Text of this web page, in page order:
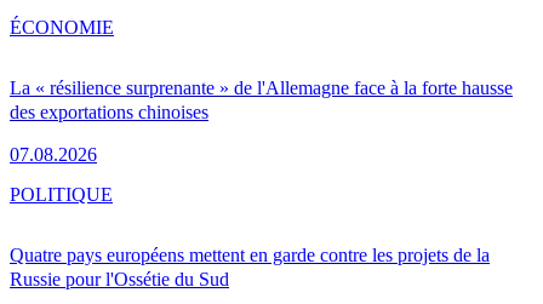
La « résilience surprenante » de l'Allemagne face à la forte hausse
des exportations chinoises
07.08.2026
ÉCONOMIE
Quatre pays européens mettent en garde contre les projets de la
Russie pour l'Ossétie du Sud
POLITIQUE